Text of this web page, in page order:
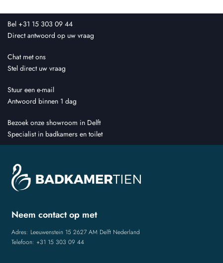
Bel +31 15 303 09 44
Direct antwoord op uw vraag
Chat met ons
Stel direct uw vraag
Stuur een e-mail
Antwoord binnen 1 dag
Bezoek onze showroom in Delft
Specialist in badkamers en toilet
Neem contact op met
Adres: Leeuwenstein 15 2627 AM Delft Nederland
Telefoon: +31 15 303 09 44